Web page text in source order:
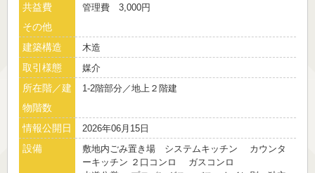
共益費
その他
管理費 3,000円
建築構造 木造
取引様態 媒介
所在階／建
物階数
1-2階部分／地上２階建
情報公開日 2026年06月15日
設備
敷地内ごみ置き場 システムキッチン カウンタ
ーキッチン ２口コンロ ガスコンロ